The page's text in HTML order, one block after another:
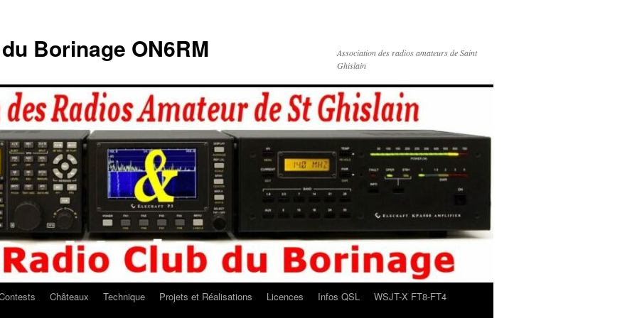
Borinage ON6RM
Association des radios amateurs de Saint
Ghislain
Châteaux Technique Projets et Réalisations Licences Infos QSL
WSJT-X FT8-FT4